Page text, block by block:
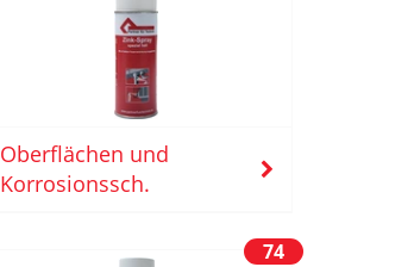
Oberflächen und
Korrosionssch.
74